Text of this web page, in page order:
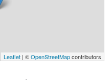
Leaflet | ©OpenStreetMapcontributors